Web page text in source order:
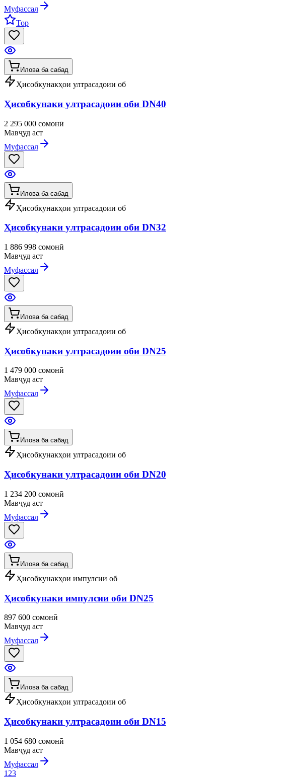
Муфассал
Top
Илова ба сабад
Ҳисобкунакҳои ултрасадоии об
Ҳисобкунаки ултрасадоии оби DN40
2 295 000 сомонӣ
Мавҷуд аст
Муфассал
Илова ба сабад
Ҳисобкунакҳои ултрасадоии об
Ҳисобкунаки ултрасадоии оби DN32
1 886 998 сомонӣ
Мавҷуд аст
Муфассал
Илова ба сабад
Ҳисобкунакҳои ултрасадоии об
Ҳисобкунаки ултрасадоии оби DN25
1 479 000 сомонӣ
Мавҷуд аст
Муфассал
Илова ба сабад
Ҳисобкунакҳои ултрасадоии об
Ҳисобкунаки ултрасадоии оби DN20
1 234 200 сомонӣ
Мавҷуд аст
Муфассал
Илова ба сабад
Ҳисобкунакҳои импулсии об
Ҳисобкунаки импулсии оби DN25
897 600 сомонӣ
Мавҷуд аст
Муфассал
Илова ба сабад
Ҳисобкунакҳои ултрасадоии об
Ҳисобкунаки ултрасадоии оби DN15
1 054 680 сомонӣ
Мавҷуд аст
Муфассал
1 23